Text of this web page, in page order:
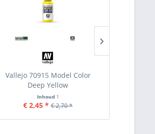
Vallejo 70915 Model Color
Deep Yellow
Inhoud 1
€ 2,45 * € 2,70 *